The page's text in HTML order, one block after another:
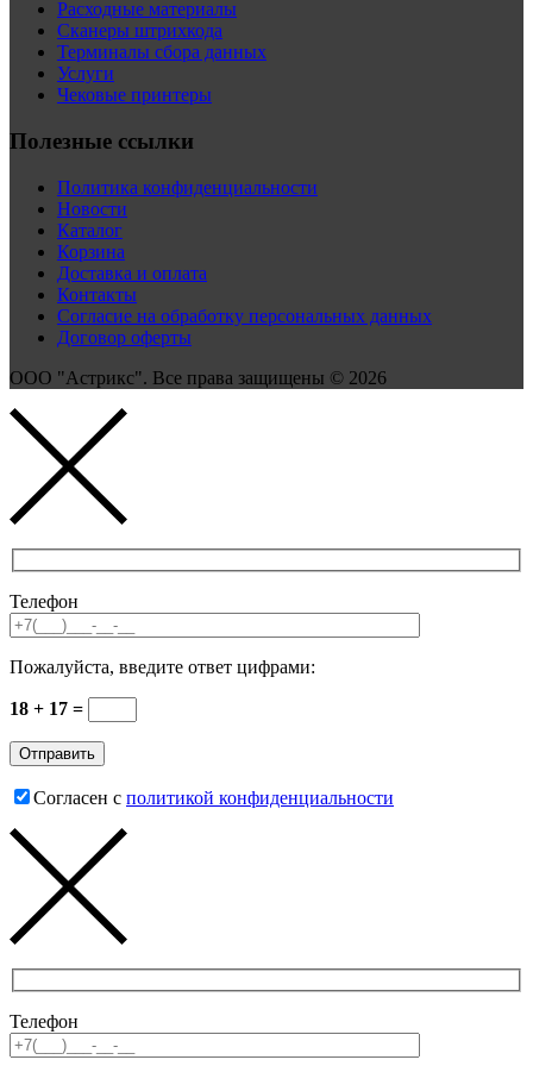
Расходные материалы
Сканеры штрихкода
Терминалы сбора данных
Услуги
Чековые принтеры
Полезные ссылки
Политика конфиденциальности
Новости
Каталог
Корзина
Доставка и оплата
Контакты
Согласие на обработку персональных данных
Договор оферты
ООО "Астрикс". Все права защищены © 2026
Телефон
Пожалуйста, введите ответ цифрами:
18 + 17 =
Согласен с политикой конфиденциальности
Телефон